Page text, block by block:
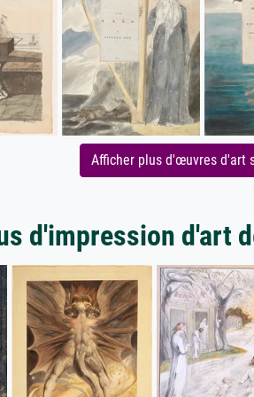
Afficher plus d'œuvres d'art
d'impression d'art